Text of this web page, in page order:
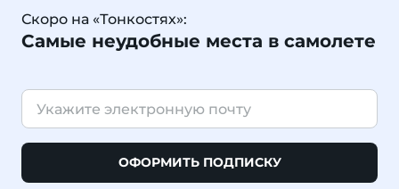
Скоро на «Тонкостях»:
Самые неудобные места в самолете
ОФОРМИТЬ ПОДПИСКУ